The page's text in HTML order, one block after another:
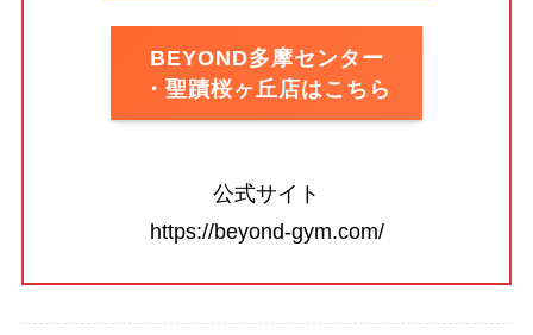
BEYOND多摩センター
・聖蹟桜ヶ丘店はこちら
公式サイト
https://beyond-gym.com/